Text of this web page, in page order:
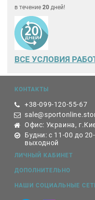
в течение 20 дней!
ВСЕ УСЛОВИЯ
КОНТАКТЫ
+38-099-120-55-67
Офис: Украина,
Будни: с 11-00 до
выходной
ЛИЧНЫЙ КАБИНЕТ
ДОПОЛНИТЕЛЬНО
НАШИ СОЦИАЛЬНЫЕ